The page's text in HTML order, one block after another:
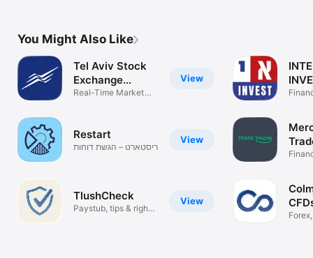
You Might Also Like
View
Tel Aviv Stock
Exchange
(TASE)
Real-Time Market
View
Restart
ריסטארט – הגשת דוחות
View
TlushCheck
Paystub, tips & rights